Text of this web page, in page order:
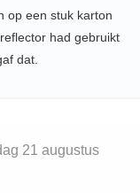
op een stuk karton
had gebruikt
dat.
21 augustus